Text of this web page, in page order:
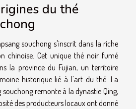
du thé
souchong s'inscrit dans la riche
chinoise. Cet unique thé noir fumé
la province du Fujian, un territoire
historique lié à l'art du thé. La
remonte à la dynastie Qing,
des producteurs locaux ont donné